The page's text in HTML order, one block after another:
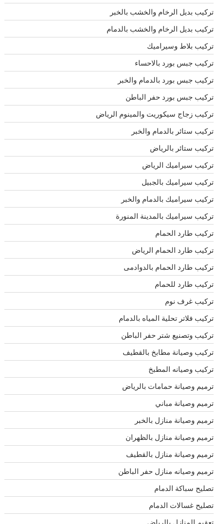
تركيب بديل الرخام والخشب بالخبر
تركيب بديل الرخام والخشب بالدمام
تركيب بلاط وسيراميك
تركيب جبس بورد بالاحساء
تركيب جبس بورد بالدمام والخبر
تركيب جبس بورد حفر الباطن
تركيب زجاج سيكوريت والمينوم الرياض
تركيب ستائر بالدمام والخبر
تركيب ستائر بالرياض
تركيب سيراميك الرياض
تركيب سيراميك بالجبيل
تركيب سيراميك بالدمام والخبر
تركيب سيراميك بالمدينة المنورة
تركيب طارد الحمام
تركيب طارد الحمام الرياض
تركيب طارد الحمام بالدوادمى
تركيب طارد للحمام
تركيب غرف نوم
تركيب فلاتر تحلية المياه بالدمام
تركيب وتصنيع شتر حفر الباطن
تركيب وصيانة مطابخ بالقطيف
تركيب وصيانه المطبخ
ترميم وصيانة حمامات بالرياض
ترميم وصيانة مباني
ترميم وصيانة منازل بالخبر
ترميم وصيانة منازل بالظهران
ترميم وصيانة منازل بالقطيف
ترميم وصيانه منازل حفر الباطن
تصليح سباكة الدمام
تصليح غسالات الدمام
تعقيم المنازل بالرياض